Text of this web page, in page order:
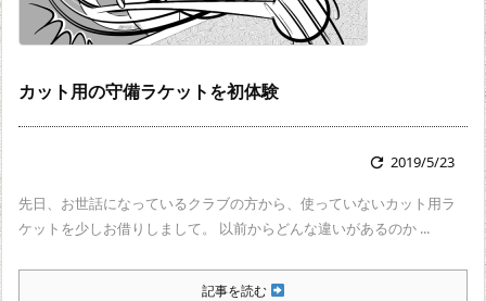
カット用の守備ラケットを初体験
 2019/5/23
先日、お世話になっているクラブの方から、使っていないカット用ラ
ケットを少しお借りしまして。 以前からどんな違いがあるのか ...
記事を読む